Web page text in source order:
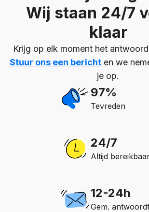
Wij staan 24/7
klaar
Krijg op elk moment het
Stuur ons een berichten we
je op.
97%
Tevreden
24/7
Altijd
12-24h
Gem.